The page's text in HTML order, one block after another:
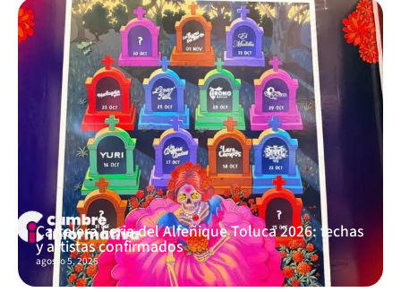
Cartelera Feria del Alfeñique Toluca 2026: fechas
y artistas confirmados
agosto 5, 2026